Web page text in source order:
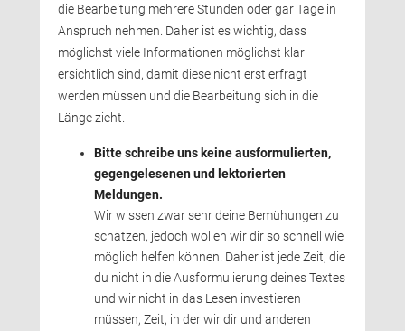
die Bearbeitung mehrere Stunden oder gar Tage in
Anspruch nehmen. Daher ist es wichtig, dass
möglichst viele Informationen möglichst klar
ersichtlich sind, damit diese nicht erst erfragt
werden müssen und die Bearbeitung sich in die
Länge zieht.
Bitte schreibe uns keine ausformulierten,
gegengelesenen und lektorierten
Meldungen.
Wir wissen zwar sehr deine Bemühungen zu
schätzen, jedoch wollen wir dir so schnell wie
möglich helfen können. Daher ist jede Zeit, die
du nicht in die Ausformulierung deines Textes
und wir nicht in das Lesen investieren
müssen, Zeit, in der wir dir und anderen